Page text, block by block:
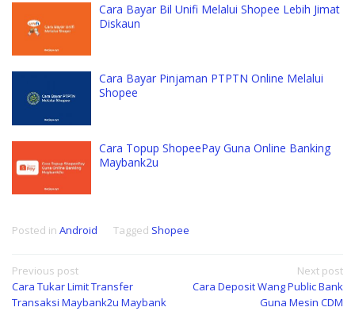
Cara Bayar Bil Unifi Melalui Shopee Lebih Jimat
Diskaun
Cara Bayar Pinjaman PTPTN Online Melalui
Shopee
Cara Topup ShopeePay Guna Online Banking
Maybank2u
Posted in Android Tagged Shopee
Post
navigation
Previous post
Cara Tukar Limit Transfer
Transaksi Maybank2u Maybank
Next post
Cara Deposit Wang Public Bank
Guna Mesin CDM